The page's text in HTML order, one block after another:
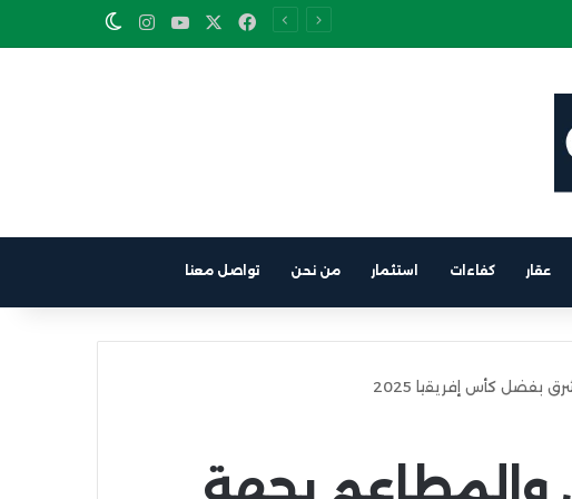
Facebook
YouTube
Instagram
Switch skin
عقار كفاءات استثمار من نحن تواصل معنا
بفضل كأس إفريقيا 2025
والمطاعم بجهة